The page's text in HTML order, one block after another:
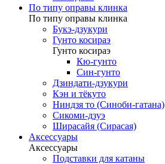
По типу оправы клинка
По типу оправы клинка
Букэ-дзукури
Гунто косираэ
Гунто косираэ
Кю-гунто
Син-гунто
Дзиндати-дзукури
Кэн и тёкуто
Ниндзя то (Синоби-гатана)
Сикоми-дзуэ
Ширасайя (Сирасая)
Аксессуары
Аксессуары
Подставки для катаны